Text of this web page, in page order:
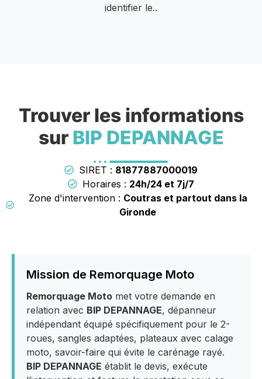
identifier le..
Trouver les informations
sur BIP DEPANNAGE
SIRET : 81877887000019
Horaires : 24h/24 et 7j/7
Zone d'intervention : Coutras et partout dans la
Gironde
Mission de Remorquage Moto
Remorquage Moto met votre demande en
relation avec BIP DEPANNAGE, dépanneur
indépendant équipé spécifiquement pour le 2-
roues, sangles adaptées, plateaux avec calage
moto, savoir-faire qui évite le carénage rayé.
BIP DEPANNAGE établit le devis, exécute